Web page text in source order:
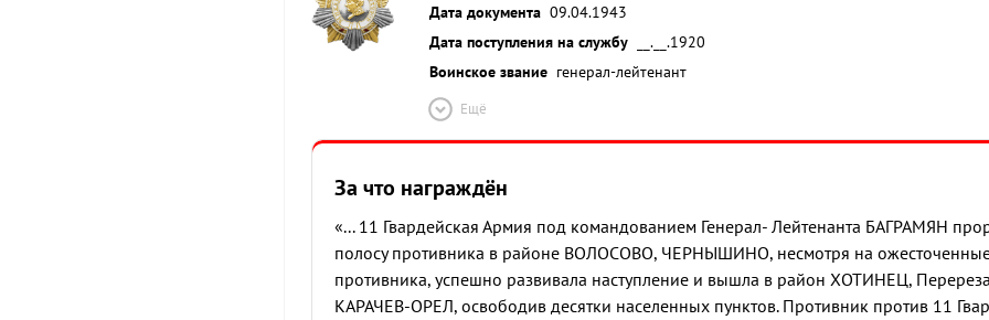
Дата документа 09.04.1943
Дата поступления на службу
__.__.1920
Воинское звание генерал-лейтенант
Ещё
За что награждён
«... 11 Гвардейская Армия под командованием Генерал- Лейтенанта БАГРАМЯН
полосу противника в районе ВОЛОСОВО, ЧЕРНЫШИНО, несмотря на ожесточенные
противника, успешно развивала наступление и вышла в район ХОТИНЕЦ,
КАРАЧЕВ-ОРЕЛ, освободив десятки населенных пунктов. Противник против 11